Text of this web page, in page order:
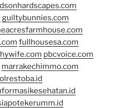
guiltybunnies.com
fullhousesa.com
pbcvoice.com
marrakechimmo.com